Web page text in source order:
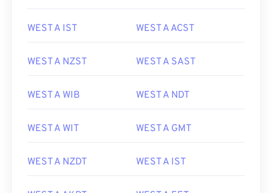
WEST A IST WEST A ACST
WEST A NZST WEST A SAST
WEST A WIB WEST A NDT
WEST A WIT WEST A GMT
WEST A NZDT WEST A IST